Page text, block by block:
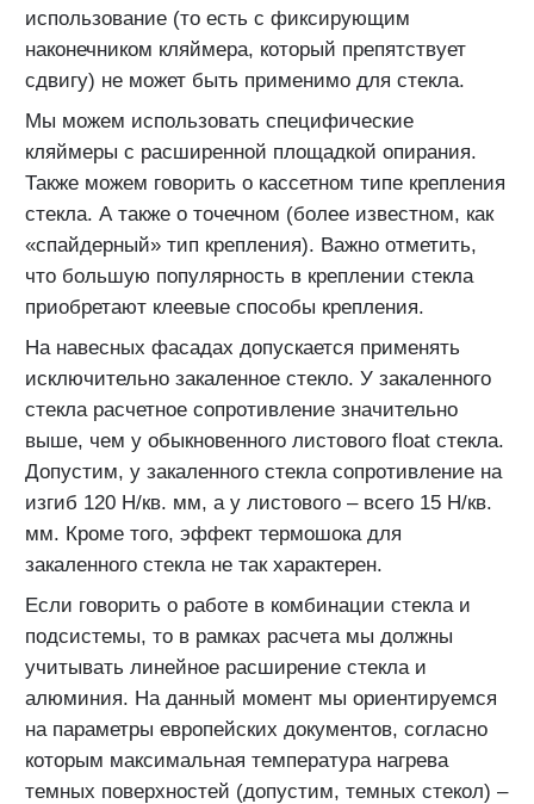
использование (то есть с фиксирующим
наконечником кляймера, который препятствует
сдвигу) не может быть применимо для стекла.
Мы можем использовать специфические
кляймеры с расширенной площадкой опирания.
Также можем говорить о кассетном типе крепления
стекла. А также о точечном (более известном, как
«спайдерный» тип крепления). Важно отметить,
что большую популярность в креплении стекла
приобретают клеевые способы крепления.
На навесных фасадах допускается применять
исключительно закаленное стекло. У закаленного
стекла расчетное сопротивление значительно
выше, чем у обыкновенного листового float стекла.
Допустим, у закаленного стекла сопротивление на
изгиб 120 Н/кв. мм, а у листового – всего 15 Н/кв.
мм. Кроме того, эффект термошока для
закаленного стекла не так характерен.
Если говорить о работе в комбинации стекла и
подсистемы, то в рамках расчета мы должны
учитывать линейное расширение стекла и
алюминия. На данный момент мы ориентируемся
на параметры европейских документов, согласно
которым максимальная температура нагрева
темных поверхностей (допустим, темных стекол) –